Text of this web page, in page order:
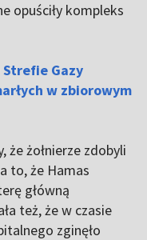
opuściły kompleks
Gazy
w zbiorowym
że żołnierze zdobyli
to, że Hamas
główną
też, że w czasie
zginęło